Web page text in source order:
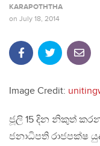
KARAPOTHTHA
on July 18, 2014
Image Credit:
ජූලි 15 දින නිකුත්
ජනාධිපති රාජපක්ෂ